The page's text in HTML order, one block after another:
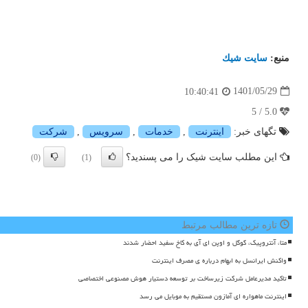
منبع: سایت شیك
1401/05/29
10:40:41
تگهای خبر:
اینترنت , خدمات , سرویس , شركت
این مطلب سایت شیک را می پسندید؟ (1)
(0)
تازه ترین مطالب مرتبط
متا، آنتروپیک، گوگل و اوپن ای آی به کاخ سفید احضار شدند
واکنش ایرانسل به ابهام درباره ی مصرف اینترنت
تاکید مدیرعامل شرکت زیرساخت بر توسعه دستیار هوش مصنوعی اختصاصی
اینترنت ماهواره ای آمازون مستقیم به موبایل می رسد